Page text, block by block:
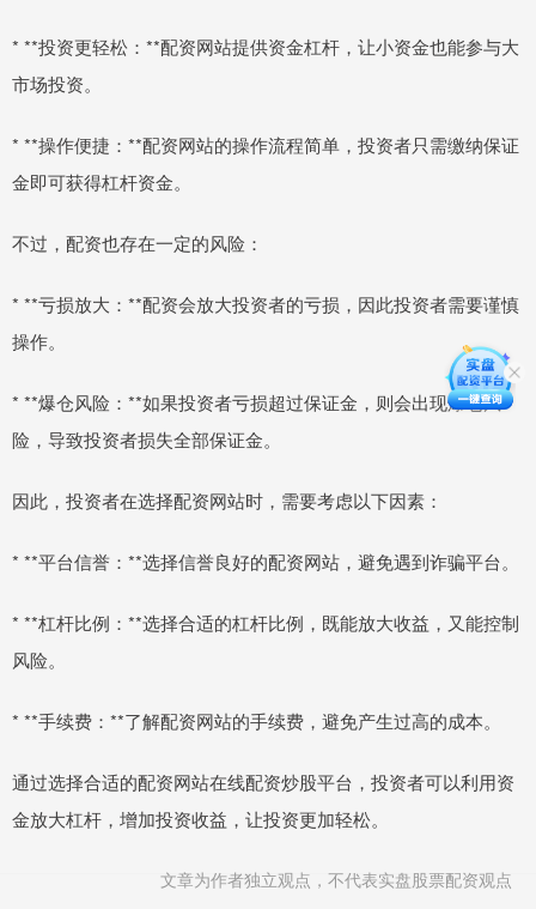
* **投资更轻松：**配资网站提供资金杠杆，让小资金也能参与大
市场投资。
* **操作便捷：**配资网站的操作流程简单，投资者只需缴纳保证
金即可获得杠杆资金。
不过，配资也存在一定的风险：
* **亏损放大：**配资会放大投资者的亏损，因此投资者需要谨慎
操作。
* **爆仓风险：**如果投资者亏损超过保证金，则会出现爆仓风
险，导致投资者损失全部保证金。
因此，投资者在选择配资网站时，需要考虑以下因素：
* **平台信誉：**选择信誉良好的配资网站，避免遇到诈骗平台。
* **杠杆比例：**选择合适的杠杆比例，既能放大收益，又能控制
风险。
* **手续费：**了解配资网站的手续费，避免产生过高的成本。
通过选择合适的配资网站在线配资炒股平台，投资者可以利用资
金放大杠杆，增加投资收益，让投资更加轻松。
文章为作者独立观点，不代表实盘股票配资观点